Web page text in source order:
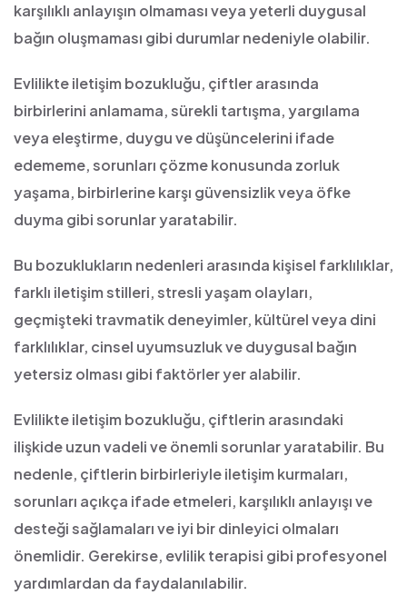
karşılıklı anlayışın olmaması veya yeterli duygusal
bağın oluşmaması gibi durumlar nedeniyle olabilir.
Evlilikte iletişim bozukluğu, çiftler arasında
birbirlerini anlamama, sürekli tartışma, yargılama
veya eleştirme, duygu ve düşüncelerini ifade
edememe, sorunları çözme konusunda zorluk
yaşama, birbirlerine karşı güvensizlik veya öfke
duyma gibi sorunlar yaratabilir.
Bu bozuklukların nedenleri arasında kişisel farklılıklar,
farklı iletişim stilleri, stresli yaşam olayları,
geçmişteki travmatik deneyimler, kültürel veya dini
farklılıklar, cinsel uyumsuzluk ve duygusal bağın
yetersiz olması gibi faktörler yer alabilir.
Evlilikte iletişim bozukluğu, çiftlerin arasındaki
ilişkide uzun vadeli ve önemli sorunlar yaratabilir. Bu
nedenle, çiftlerin birbirleriyle iletişim kurmaları,
sorunları açıkça ifade etmeleri, karşılıklı anlayışı ve
desteği sağlamaları ve iyi bir dinleyici olmaları
önemlidir. Gerekirse, evlilik terapisi gibi profesyonel
yardımlardan da faydalanılabilir.